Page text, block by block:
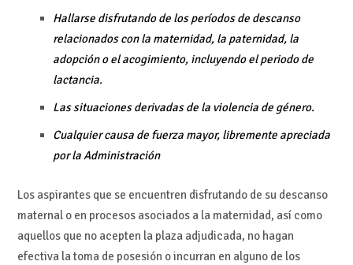
Hallarse disfrutando de los períodos de descanso
relacionados con la maternidad, la paternidad, la
adopción o el acogimiento, incluyendo el periodo de
lactancia.
Las situaciones derivadas de la violencia de género.
Cualquier causa de fuerza mayor, libremente apreciada
por la Administración
Los aspirantes que se encuentren disfrutando de su descanso
maternal o en procesos asociados a la maternidad, así como
aquellos que no acepten la plaza adjudicada, no hagan
efectiva la toma de posesión o incurran en alguno de los